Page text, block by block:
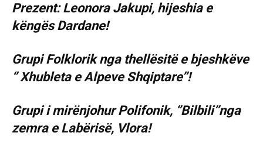
Prezent: Leonora Jakupi, hijeshia e
këngës Dardane!
Grupi Folklorik nga thellësitë e bjeshkëve
‘’ Xhubleta e Alpeve Shqiptare’’!
Grupi i mirënjohur Polifonik, ‘’Bilbili’’nga
zemra e Labërisë, Vlora!